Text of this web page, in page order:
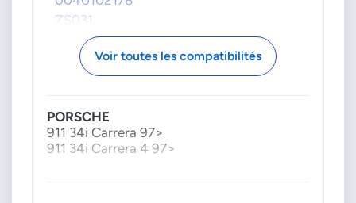
ZS031
ZS036
ZS177
ZS178
BOSCH
0986221016
Voir toutes les compatibilités
PORSCHE
911 34i Carrera 97>
911 34i Carrera 4 97>